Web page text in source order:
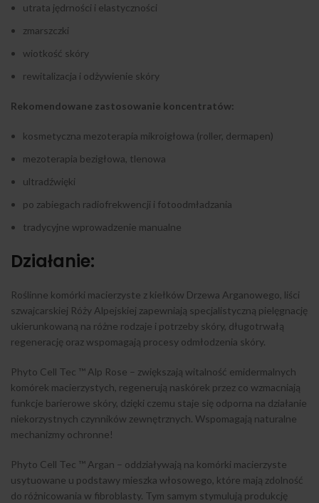
utrata jędrności i elastyczności
zmarszczki
wiotkość skóry
rewitalizacja i odżywienie skóry
Rekomendowane zastosowanie koncentratów:
kosmetyczna mezoterapia mikroigłowa (roller, dermapen)
mezoterapia bezigłowa, tlenowa
ultradźwięki
po zabiegach radiofrekwencji i fotoodmładzania
tradycyjne wprowadzenie manualne
Działanie:
Roślinne komórki macierzyste z kiełków Drzewa Arganowego, liści
szwajcarskiej Róży Alpejskiej zapewniają specjalistyczną pielęgnację
ukierunkowaną na różne rodzaje i potrzeby skóry, długotrwałą
regenerację oraz wspomagają procesy odmłodzenia skóry.
Phyto Cell Tec ™ Alp Rose – zwiększają witalność emidermalnych
komórek macierzystych, regenerują naskórek przez co wzmacniają
funkcje barierowe skóry, dzięki czemu staje się odporna na działanie
niekorzystnych czynników zewnętrznych. Wspomagają naturalne
mechanizmy ochronne!
Phyto Cell Tec ™ Argan – oddziaływają na komórki macierzyste
usytuowane u podstawy mieszka włosowego, które mają zdolność
do różnicowania w fibroblasty. Tym samym stymulują produkcję